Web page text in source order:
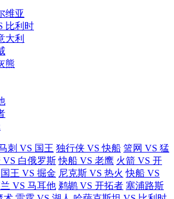
维亚
比利时
大利
熊
刺 VS 国王 独行侠 VS 快船 篮网 VS 猛
VS 白俄罗斯 快船 VS 老鹰 火箭 VS 开
国王 VS 掘金 尼克斯 VS 热火 快船 VS
VS 马耳他 鹈鹕 VS 开拓者 塞浦路斯